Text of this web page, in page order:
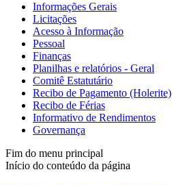
Informações Gerais
Licitações
Acesso à Informação
Pessoal
Finanças
Planilhas e relatórios - Geral
Comitê Estatutário
Recibo de Pagamento (Holerite)
Recibo de Férias
Informativo de Rendimentos
Governança
Fim do menu principal
Início do conteúdo da página